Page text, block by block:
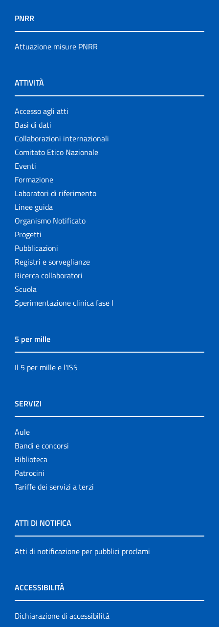
PNRR
Attuazione misure PNRR
ATTIVITÀ
Accesso agli atti
Basi di dati
Collaborazioni internazionali
Comitato Etico Nazionale
Eventi
Formazione
Laboratori di riferimento
Linee guida
Organismo Notificato
Progetti
Pubblicazioni
Registri e sorveglianze
Ricerca collaboratori
Scuola
Sperimentazione clinica fase I
5 per mille
Il 5 per mille e l'ISS
SERVIZI
Aule
Bandi e concorsi
Biblioteca
Patrocini
Tariffe dei servizi a terzi
ATTI DI NOTIFICA
Atti di notificazione per pubblici proclami
ACCESSIBILITÀ
Dichiarazione di accessibilità